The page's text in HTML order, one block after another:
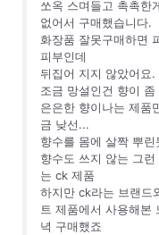
쏘옥 스며들고 촉촉한
없어서 구매했습니다.
화장품 잘못구매하면
피부인데
뒤집어 지지 않았어요.
조금 망설인건 향이 좀
은은한 향이나는 제품
금 낮선...
향수를 몸에 살짝 뿌린
향수도 쓰지 않는 그
는 ck 제품
하지만 ck라는 브랜드
트 제품에서 사용해본
녁 구매했죠